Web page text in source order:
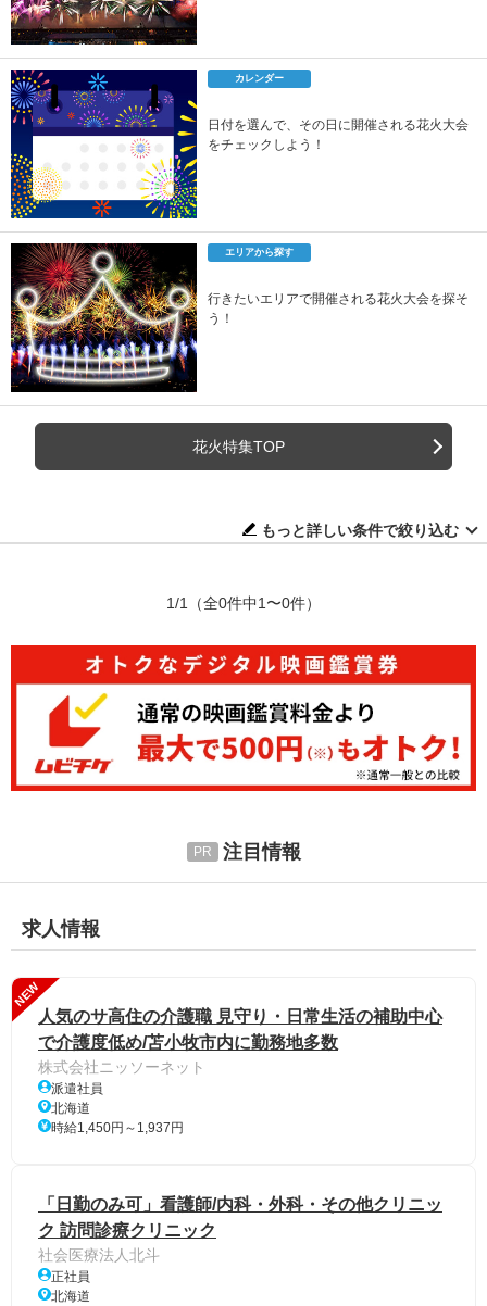
カレンダー
日付を選んで、その日に開催される花火大会
をチェックしよう！
エリアから探す
行きたいエリアで開催される花火大会を探そ
う！
花火特集TOP
もっと詳しい条件で絞り込む
1/1 （全0件中1〜0件）
注目情報
求人情報
NEW
人気のサ高住の介護職 見守り・日常生活の補助中心
で介護度低め/苫小牧市内に勤務地多数
株式会社ニッソーネット
派遣社員
北海道
時給1,450円～1,937円
「日勤のみ可」看護師/内科・外科・その他クリニッ
ク 訪問診療クリニック
社会医療法人北斗
正社員
北海道